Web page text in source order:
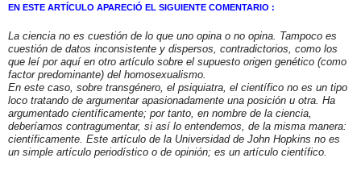
EN ESTE ARTÍCULO APARECIÓ EL SIGUIENTE COMENTARIO :
La ciencia no es cuestión de lo que uno opina o no opina. Tampoco es
cuestión de datos inconsistente y dispersos, contradictorios, como los
que leí por aquí en otro artículo sobre el supuesto origen genético (como
factor predominante) del homosexualismo.
En este caso, sobre transgénero, el psiquiatra, el científico no es un tipo
loco tratando de argumentar apasionadamente una posición u otra. Ha
argumentado científicamente; por tanto, en nombre de la ciencia,
deberíamos contragumentar, si así lo entendemos, de la misma manera:
científicamente. Este artículo de la Universidad de John Hopkins no es
un simple artículo periodístico o de opinión; es un artículo científico.